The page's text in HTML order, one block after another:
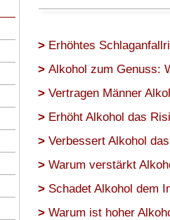
Erhöhtes
Alkohol zum Genuss:
Vertragen Männer
Erhöht Alkohol das
Verbessert Alkohol
Warum verstärkt
Schadet Alkohol dem
Warum ist hoher